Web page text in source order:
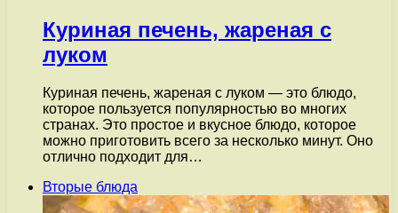
Куриная печень, жареная с
луком
Куриная печень, жареная с луком — это блюдо,
которое пользуется популярностью во многих
странах. Это простое и вкусное блюдо, которое
можно приготовить всего за несколько минут. Оно
отлично подходит для…
Вторые блюда